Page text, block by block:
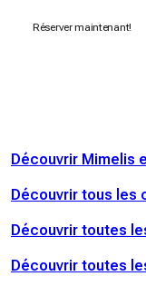
Réserver maintenant!
Découvrir Mimelis
Découvrir tous les
Découvrir toutes
Découvrir toutes